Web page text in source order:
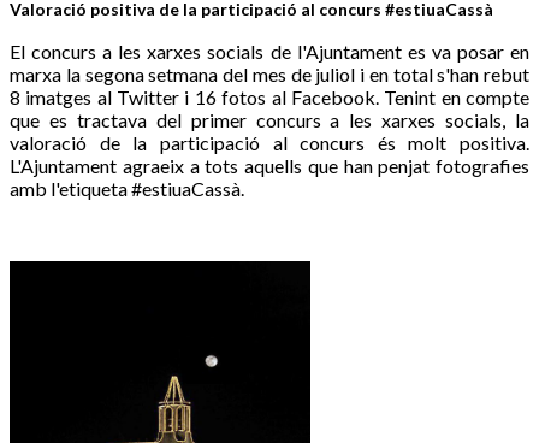
Valoració positiva de la participació al concurs #estiuaCassà
El concurs a les xarxes socials de l'Ajuntament es va posar en
marxa la segona setmana del mes de juliol i en total s'han rebut
8 imatges al Twitter i 16 fotos al Facebook. Tenint en compte
que es tractava del primer concurs a les xarxes socials, la
valoració de la participació al concurs és molt positiva.
L'Ajuntament agraeix a tots aquells que han penjat fotografies
amb l'etiqueta #estiuaCassà.